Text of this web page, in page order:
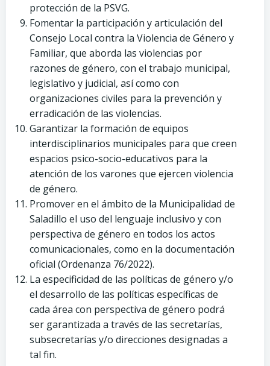
protección de la PSVG.
Fomentar la participación y articulación del
Consejo Local contra la Violencia de Género y
Familiar, que aborda las violencias por
razones de género, con el trabajo municipal,
legislativo y judicial, así como con
organizaciones civiles para la prevención y
erradicación de las violencias.
Garantizar la formación de equipos
interdisciplinarios municipales para que creen
espacios psico-socio-educativos para la
atención de los varones que ejercen violencia
de género.
Promover en el ámbito de la Municipalidad de
Saladillo el uso del lenguaje inclusivo y con
perspectiva de género en todos los actos
comunicacionales, como en la documentación
oficial (Ordenanza 76/2022).
La especificidad de las políticas de género y/o
el desarrollo de las políticas específicas de
cada área con perspectiva de género podrá
ser garantizada a través de las secretarías,
subsecretarías y/o direcciones designadas a
tal fin.